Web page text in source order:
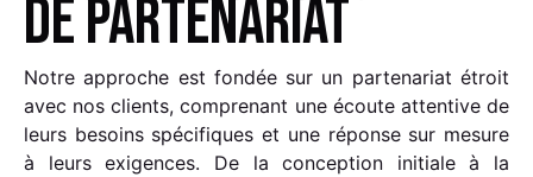
de partenariat
Notre approche est fondée sur un partenariat étroit
avec nos clients, comprenant une écoute attentive de
leurs besoins spécifiques et une réponse sur mesure
à leurs exigences. De la conception initiale à la